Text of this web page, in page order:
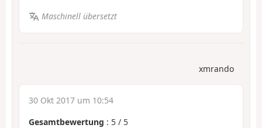
Maschinell übersetzt
xmrando
30 Okt 2017 um 10:54
Gesamtbewertung : 5 / 5